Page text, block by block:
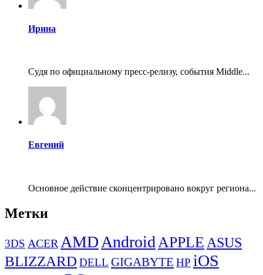
Ирина
Судя по официальному пресс-релизу, события Middle...
Евгений
Основное действие сконцентрировано вокруг региона...
Метки
3DS ACERAMDAndroidAPPLEASUS
BLIZZARD DELL GIGABYTE HP iOS